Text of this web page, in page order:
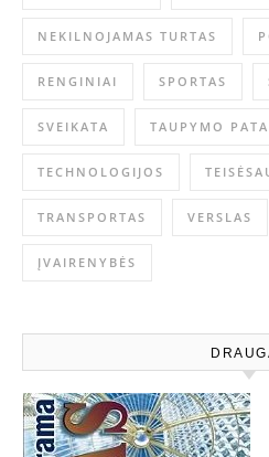
NEKILNOJAMAS TURTAS
RENGINIAI SPORTAS
SVEIKATA TAUPYMO
TECHNOLOGIJOS
TRANSPORTAS VERSLAS
ĮVAIRENYBĖS